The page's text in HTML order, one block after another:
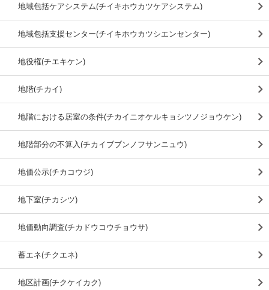
地域包括ケアシステム(チイキホウカツケアシステム)
地域包括支援センター(チイキホウカツシエンセンター)
地役権(チエキケン)
地階(チカイ)
地階における居室の条件(チカイニオケルキョシツノジョウケン)
地階部分の不算入(チカイブブンノフサンニュウ)
地価公示(チカコウジ)
地下室(チカシツ)
地価動向調査(チカドウコウチョウサ)
蓄エネ(チクエネ)
地区計画(チクケイカク)